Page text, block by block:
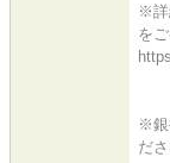
※詳
を
※銀
ださ